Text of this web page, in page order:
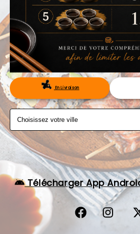
NOTRE RESTAURANT
VOS AVIS
MENTIONS LÉGALES
C.G.V
RÉSERVATIONEn Livraison
Télécharger App